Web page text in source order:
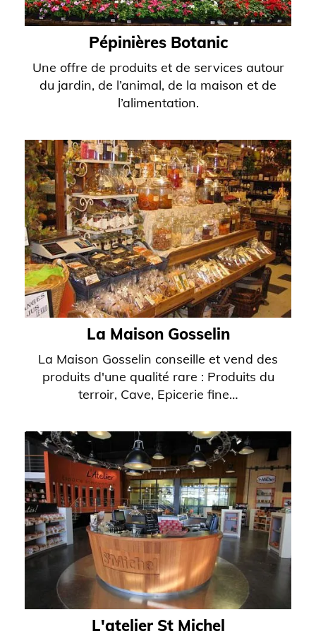
Pépinières Botanic
Une offre de produits et de services autour
du jardin, de l’animal, de la maison et de
l’alimentation.
La Maison Gosselin
La Maison Gosselin conseille et vend des
produits d'une qualité rare : Produits du
terroir, Cave, Epicerie fine…
L'atelier St Michel